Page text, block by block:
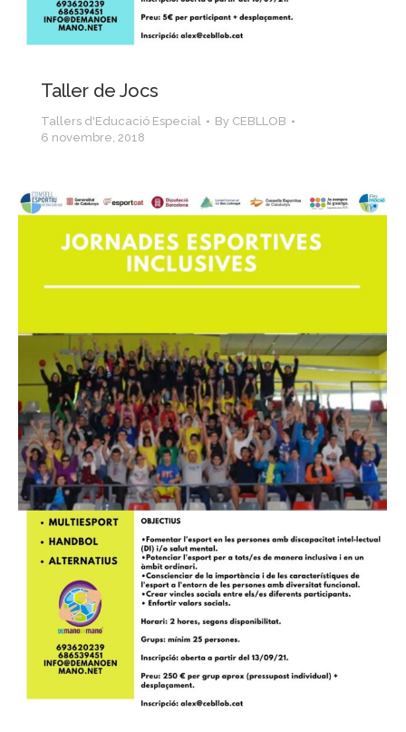
Taller de Jocs
Tallers d'Educació Especial By CEBLLOB
6 novembre, 2018